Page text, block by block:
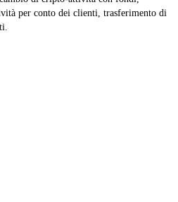
per conto dei clienti, trasferimento di